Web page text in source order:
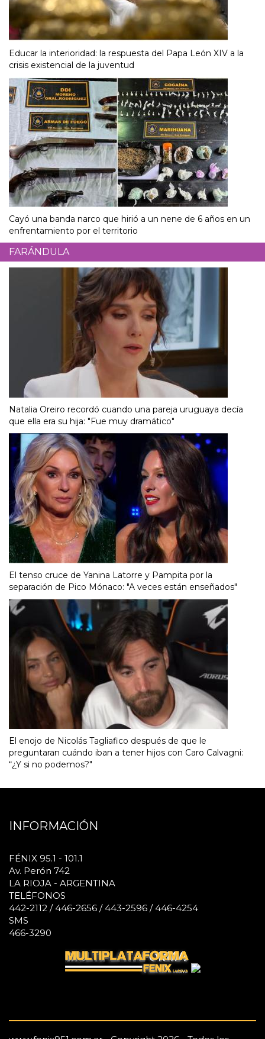
Educar la interioridad: la respuesta del Papa León XIV a la
crisis existencial de la juventud
Cayó una banda narco que hirió a un nene de 6 años en un
enfrentamiento por el territorio
FARÁNDULA
Natalia Oreiro recordó cuando una pareja uruguaya decía
que ella era su hija: "Fue muy dramático"
El tenso cruce de Yanina Latorre y Pampita por la
separación de Pico Mónaco: "A veces están enseñados"
El enojo de Nicolás Tagliafico después de que le
preguntaran cuándo iban a tener hijos con Caro Calvagni:
“¿Y si no podemos?"
INFORMACIÓN
FÉNIX 95.1 - 101.1
Av. Perón 742
LA RIOJA - ARGENTINA
TELÉFONOS
442-2112 / 446-2656 / 443-2596 / 446-4254
SMS
466-3290